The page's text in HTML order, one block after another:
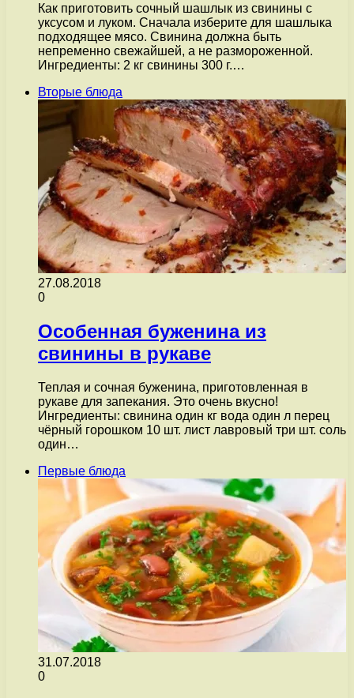
Как приготовить сочный шашлык из свинины с
уксусом и луком. Сначала изберите для шашлыка
подходящее мясо. Свинина должна быть
непременно свежайшей, а не размороженной.
Ингредиенты: 2 кг свинины 300 г.…
Вторые блюда
27.08.2018
0
Особенная буженина из
свинины в рукаве
Теплая и сочная буженина, приготовленная в
рукаве для запекания. Это очень вкусно!
Ингредиенты: свинина один кг вода один л перец
чёрный горошком 10 шт. лист лавровый три шт. соль
один…
Первые блюда
31.07.2018
0